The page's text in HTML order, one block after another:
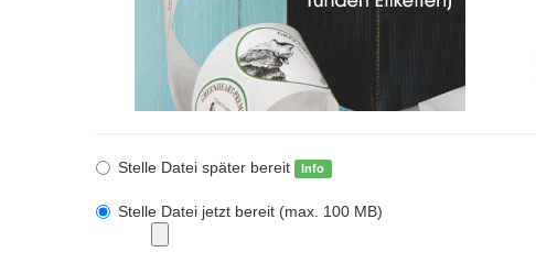
Stelle Datei später bereit Info
Stelle Datei jetzt bereit (max. 100 MB)